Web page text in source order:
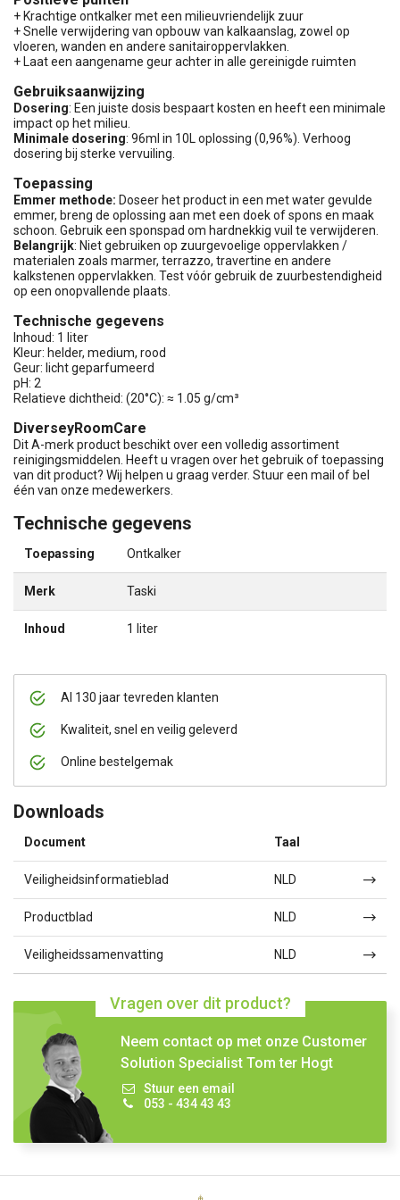
Al 130 jaar tevreden klanten
Kwaliteit, snel en veilig geleverd
Online bestelgemak
Downloads
Document Taal
Veiligheidsinformatieblad NLD
Productblad NLD
Veiligheidssamenvatting NLD
Vragen over dit product?
Neem contact op met onze Customer
Solution Specialist Tom ter Hogt
Stuur een email
053 - 434 43 43
+ Krachtige ontkalker met een milieuvriendelijk zuur
+ Snelle verwijdering van opbouw van kalkaanslag, zowel op
vloeren, wanden en andere sanitairoppervlakken.
+ Laat een aangename geur achter in alle gereinigde ruimten
Gebruiksaanwijzing
Dosering: Een juiste dosis bespaart kosten en heeft een minimale
impact op het milieu.
Minimale dosering: 96ml in 10L oplossing (0,96%). Verhoog
dosering bij sterke vervuiling.
Toepassing
Emmer methode: Doseer het product in een met water gevulde
emmer, breng de oplossing aan met een doek of spons en maak
schoon. Gebruik een sponspad om hardnekkig vuil te verwijderen.
Belangrijk: Niet gebruiken op zuurgevoelige oppervlakken /
materialen zoals marmer, terrazzo, travertine en andere
kalkstenen oppervlakken. Test vóór gebruik de zuurbestendigheid
op een onopvallende plaats.
Technische gegevens
Inhoud: 1 liter
Kleur: helder, medium, rood
Geur: licht geparfumeerd
pH: 2
Relatieve dichtheid: (20°C): ≈ 1.05 g/cm³
DiverseyRoomCare
Dit A-merk product beschikt over een volledig assortiment
reinigingsmiddelen. Heeft u vragen over het gebruik of toepassing
van dit product? Wij helpen u graag verder. Stuur een mail of bel
één van onze medewerkers.
Technische gegevens
Toepassing Ontkalker
Merk Taski
Inhoud 1 liter